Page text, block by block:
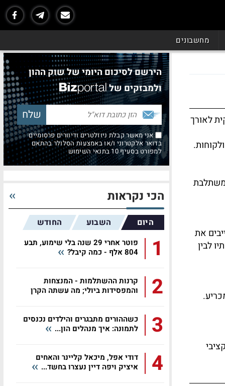
מחשבונים
לאורך
משתלבת
את
לבין
הירשם לסיכום היומי של שוק ההון
ולמבזקים של
אני מאשר קבלת ניוזלטרים ודיוורים פרסומיים
בדואר אלקטרוני ו/או באמצעות הסלולר בהתאם
למפורט בסעיף 10 בתנאי השימוש
הכי נקראות
היום השבוע החודש
1
פוטר אחרי 29 שנה בלי שימוע, תבע
804 אלף - כמה קיבל?
2
קרנות ההשתלמות - המנצחות
והמפסידות ביולי; מה עשתה הקרן
3
כשההורים מתבגרים והילדים נכנסים
לתמונה: איך מנהלים הון...
4
דודי אפל, מיכאל קליינר והאחים
איציק ויפה דיין נעצרו בחשד...